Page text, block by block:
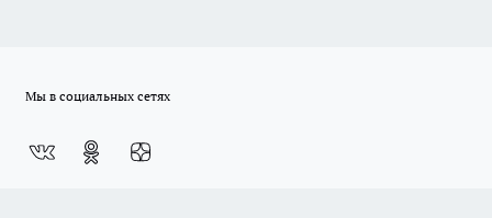
Мы в социальных сетях